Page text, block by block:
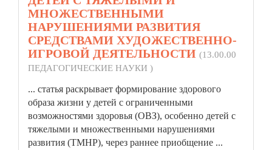
МНОЖЕСТВЕННЫМИ
НАРУШЕНИЯМИ РАЗВИТИЯ
СРЕДСТВАМИ ХУДОЖЕСТВЕННО-
ИГРОВОЙ ДЕЯТЕЛЬНОСТИ (13.00.00
ПЕДАГОГИЧЕСКИЕ НАУКИ )
... статья раскрывает формирование здорового
образа жизни у детей с ограниченными
возможностями здоровья (ОВЗ), особенно детей с
тяжелыми и множественными нарушениями
развития (ТМНР), через раннее приобщение ...